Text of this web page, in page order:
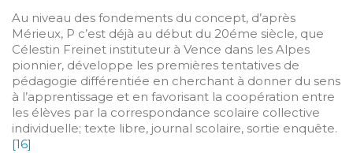
Au niveau des fondements du concept, d’après
Mérieux, P c’est déjà au début du 20éme siècle, que
Célestin Freinet instituteur à Vence dans les Alpes
pionnier, développe les premières tentatives de
pédagogie différentiée en cherchant à donner du sens
à l’apprentissage et en favorisant la coopération entre
les élèves par la correspondance scolaire collective
individuelle; texte libre, journal scolaire, sortie enquête.
[16]